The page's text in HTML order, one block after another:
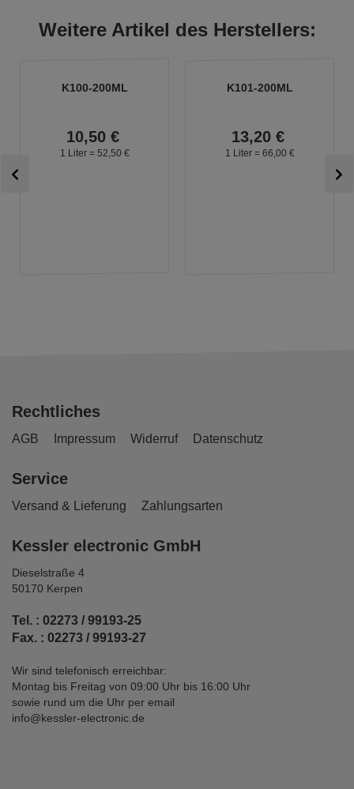
Weitere Artikel des Herstellers:
K100-200ML
10,50 €
1 Liter = 52, 50 €
K101-200ML
13,20 €
1 Liter = 66, 00 €
Rechtliches
AGB Impressum Widerruf Datenschutz
Service
Versand & Lieferung Zahlungsarten
Kessler electronic GmbH
Dieselstraße 4
50170 Kerpen
Tel. : 02273 / 99193-25
Fax. : 02273 / 99193-27
Wir sind telefonisch erreichbar:
Montag bis Freitag von 09:00 Uhr bis 16:00 Uhr
sowie rund um die Uhr per email
info@kessler-electronic.de